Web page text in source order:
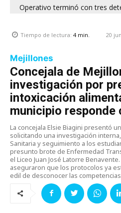
Operativo terminó con tres
Patrullaje de Carabineros
Tiempo de lectura: 4min. 20
Mejillones
Concejala de
investigación por
intoxicación
municipio
La concejala Elsie Biagini presentó
solicitando una investigación
Sanitaria y seguimiento a los
presunto brote de Enfermedad
el Liceo Juan José Latorre
aseguraron que los protocolos ya
edil de desconocer las